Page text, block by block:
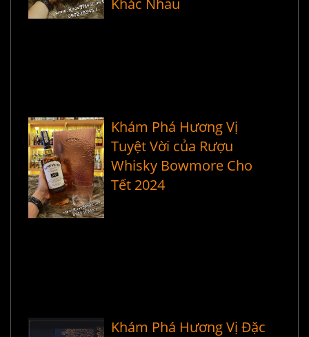
Khác Nhau
Khám Phá Hương Vị
Tuyệt Vời của Rượu
Whisky Bowmore Cho
Tết 2024
Khám Phá Hương Vị Đặc